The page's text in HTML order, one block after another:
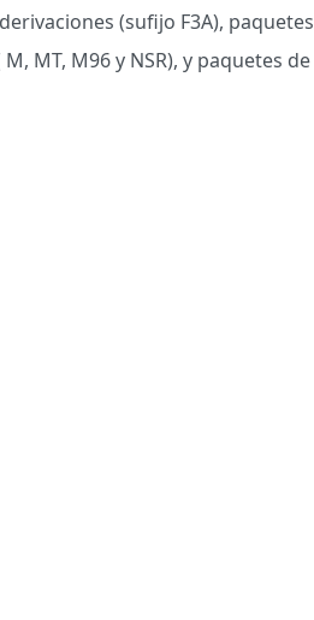
(sufijo F3A), paquetes
MT, M96 y NSR), y paquetes de